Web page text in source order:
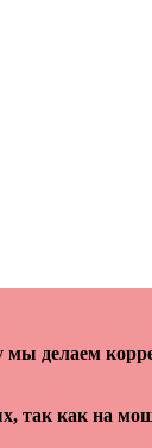
делаем
так как на